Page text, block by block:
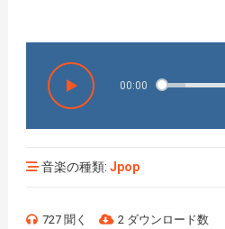
00:00
音楽の種類: Jpop
727 聞く 2 ダウンロード数